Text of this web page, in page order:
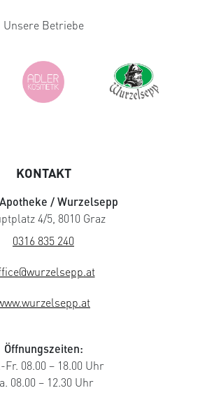
Unsere Betriebe
KONTAKT
/ Wurzelsepp
4/5, 8010 Graz
0316 835 240
Öffnungszeiten:
Fr. 08.00 – 18.00 Uhr
08.00 – 12.30 Uhr